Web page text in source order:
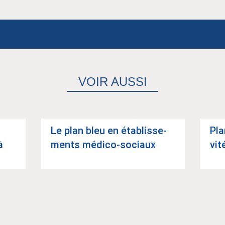
VOIR AUSSI
Le plan bleu en éta­blis­se­
ments médico-sociaux